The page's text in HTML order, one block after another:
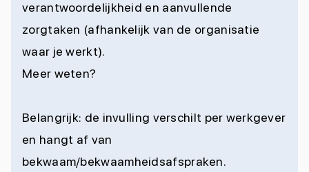
verantwoordelijkheid en aanvullende
zorgtaken (afhankelijk van de organisatie
waar je werkt).
Meer weten?
Belangrijk: de invulling verschilt per werkgever
en hangt af van
bekwaam/bekwaamheidsafspraken.